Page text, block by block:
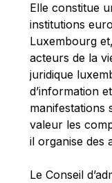
Michael
Michel
Mireille
Nobuo
Otmar
Paolo
Paschal
Pat Cox
Elle constitue
institutions
Luxembourg
acteurs de la
juridique
d’information
manifestations
valeur les
il organise des
Le Conseil